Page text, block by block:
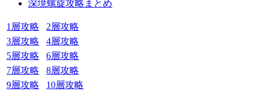
深境螺旋攻略まとめ
1層攻略
2層攻略
3層攻略
4層攻略
5層攻略
6層攻略
7層攻略
8層攻略
9層攻略
10層攻略